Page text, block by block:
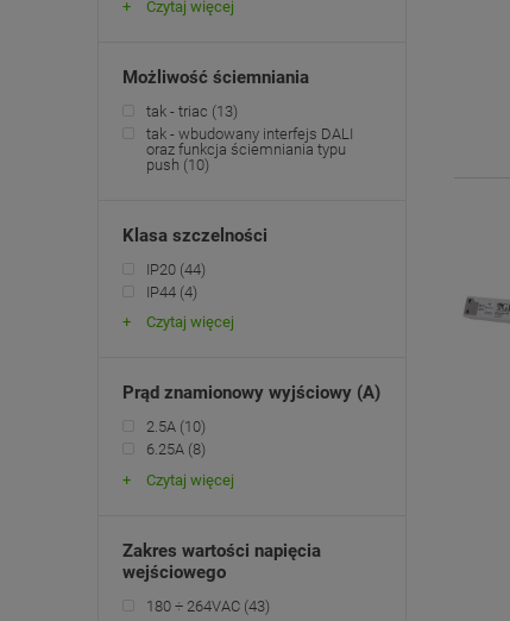
Czytaj więcej
Możliwość ściemniania
tak - triac (13)
tak - wbudowany interfejs DALI
oraz funkcja ściemniania typu
push (10)
Klasa szczelności
IP20 (44)
IP44 (4)
Czytaj więcej
Prąd znamionowy wyjściowy (A)
2.5A (10)
6.25A (8)
Czytaj więcej
Zakres wartości napięcia
wejściowego
180 ÷ 264VAC (43)